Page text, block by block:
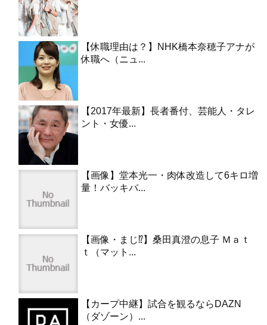
【休職理由は？】NHK橋本奈穂子アナが
休職へ（ニュ...
【2017年最新】長者番付、芸能人・タレ
ント・女優...
【画像】堂本光一・肉体改造して6キロ増
量！バッキバ...
【画像・まじ⁉︎】桑田真澄の息子 Ｍａｔ
ｔ（マット...
【カープ中継】試合を観るならDAZN
（ダゾーン）...